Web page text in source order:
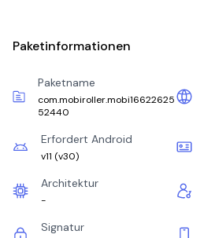
Paketinformationen
Paketname
com.mobiroller.mobi16622625
52440
Erfordert Android
v11 (v30)
Architektur
-
Signatur